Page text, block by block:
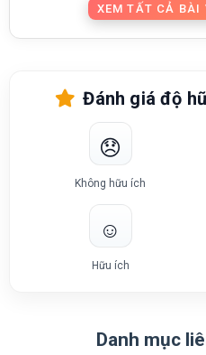
XEM TẤT CẢ BÀI
Đánh giá độ
😞
Không hữu ích
☺️
Hữu ích
Danh mục